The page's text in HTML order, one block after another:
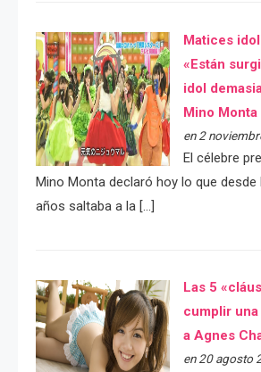
Matices
«Están
idol
Mino Monta
en 2
El célebre
Mino Monta declaró hoy lo que desde
años saltaba a la […]
Las 5
cumplir
a Agnes
en 20 agosto